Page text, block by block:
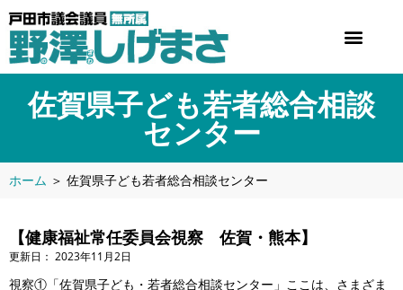
佐賀県子ども若者総合相談
センター
ホーム ＞ 佐賀県子ども若者総合相談センター
【健康福祉常任委員会視察 佐賀・熊本】
2023年11月2日
視察①「佐賀県子ども・若者総合相談センター」ここは、さまざま